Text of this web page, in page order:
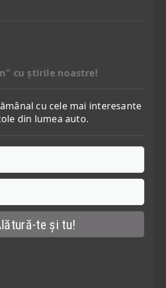
cu ştirile noastre!
cu cele mai interesante
din lumea auto.